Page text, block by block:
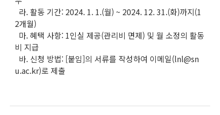
라. 활동 기간: 2024. 1. 1.(월) ~ 2024. 12. 31.(화)까지(1
2개월)
마. 혜택 사항: 1인실 제공(관리비 면제) 및 월 소정의 활동
비 지급
바. 신청 방법: [붙임]의 서류를 작성하여 이메일(lnl@sn
u.ac.kr)로 제출